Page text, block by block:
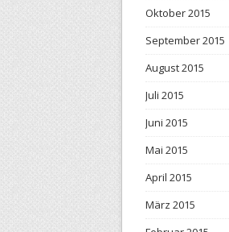
Oktober 2015
September 2015
August 2015
Juli 2015
Juni 2015
Mai 2015
April 2015
März 2015